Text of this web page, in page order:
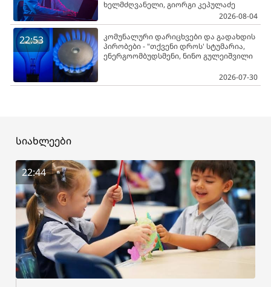
ხელმძღვანელი, გიორგი კეპულაძე
2026-08-04
22:53
კომუნალური დარიცხვები და გადახდის
პირობები - "თქვენი დროს' სტუმარია,
ენერგოომბუდსმენი, ნინო გულეიშვილი
2026-07-30
სიახლეები
22:44